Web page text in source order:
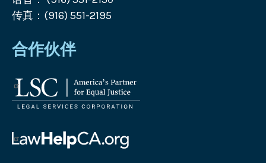
传真：(916) 551-2195
合作伙伴
法
律
务
公
帮